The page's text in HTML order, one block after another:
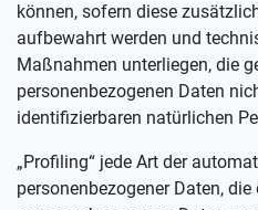
können, sofern diese
aufbewahrt werden und
Maßnahmen unterliegen, die
personenbezogenen Daten
identifizierbaren natürlichen
„Profiling“ jede Art der
personenbezogener Daten,